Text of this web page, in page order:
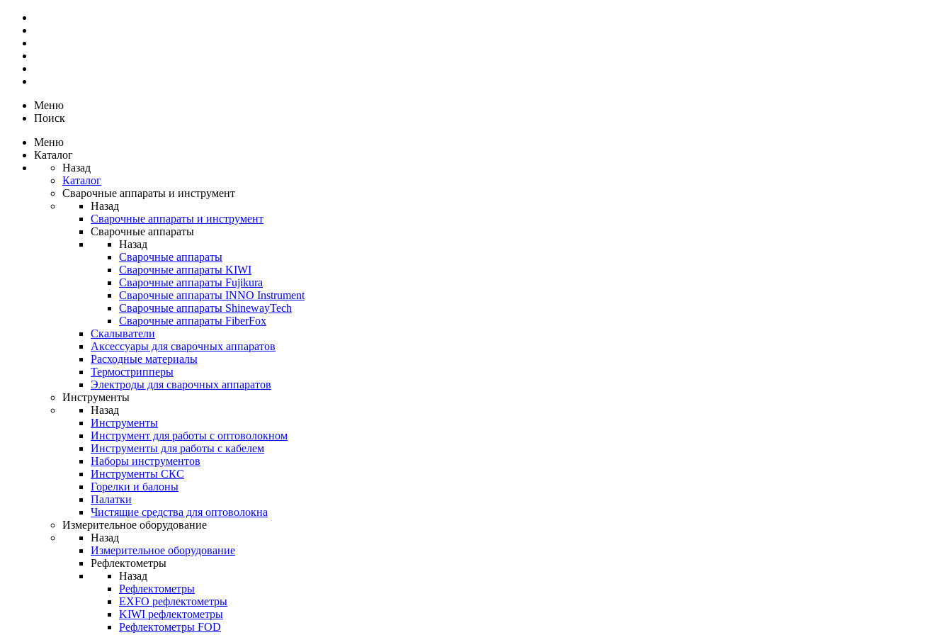
Меню
Поиск
Меню
Каталог
Назад
Каталог
Сварочные аппараты и инструмент
Назад
Сварочные аппараты и инструмент
Сварочные аппараты
Назад
Сварочные аппараты
Сварочные аппараты KIWI
Сварочные аппараты Fujikura
Сварочные аппараты INNO Instrument
Сварочные аппараты ShinewayTech
Cварочные аппараты FiberFox
Скалыватели
Аксессуары для сварочных аппаратов
Расходные материалы
Термострипперы
Электроды для сварочных аппаратов
Инструменты
Назад
Инструменты
Инструмент для работы с оптоволокном
Инструменты для работы с кабелем
Наборы инструментов
Инструменты СКС
Горелки и балоны
Палатки
Чистящие средства для оптоволокна
Измерительное оборудование
Назад
Измерительное оборудование
Рефлектометры
Назад
Рефлектометры
EXFO рефлектометры
KIWI рефлектометры
Рефлектометры FOD